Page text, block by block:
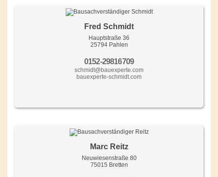
Fred Schmidt
Hauptstraße 36
25794 Pahlen
0152-29816709
schmidt@bauexperte.com
bauexperte-schmidt.com
Marc Reitz
Neuwiesenstraße 80
75015 Bretten